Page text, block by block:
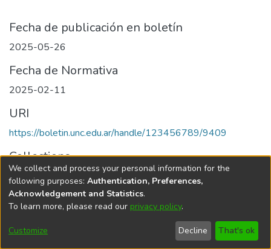
Fecha de publicación en boletín
2025-05-26
Fecha de Normativa
2025-02-11
URI
https://boletin.unc.edu.ar/handle/123456789/9409
Collections
Edición 001/2025 del 26 de mayo de 2025
Universidad Nacional de Córdoba
We collect and process your personal information for the
following purposes: Authentication, Preferences,
Acknowledgement and Statistics.
To learn more, please read our privacy policy.
Customize Decline That's ok